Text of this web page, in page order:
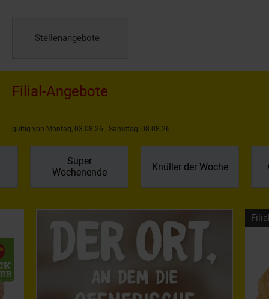
Stellenangebote
Filial-Angebote
gültig von Montag, 03.08.26 - Samstag, 08.08.26
Super
Wochenende
Knüller der Woche